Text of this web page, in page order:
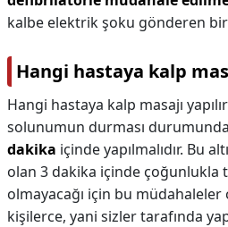
kalbe elektrik şoku gönderen
Hangi hastaya kalp
Hangi hastaya kalp masajı
solunumun durması
dakika içinde yapılmalıdır. Bu
olan 3 dakika içinde çoğunlukla
olmayacağı için bu
kişilerce, yani sizler tarafında